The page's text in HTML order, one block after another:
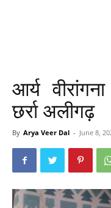
आर्य
छर्रा अलीगढ़
By Arya Veer Dal - June 8,